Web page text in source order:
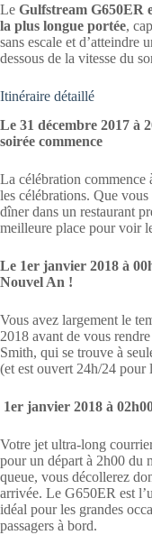
Le Gulfstream G650ER
la plus longue portée,
sans escale et d’atteindre
dessous de la vitesse du
Itinéraire détaillé
Le 31 décembre 2017 à
soirée commence
La célébration
les célébrations. Que
dîner dans un restaurant
meilleure place pour voir
Le 1er janvier 2018 à
Nouvel An !
Vous avez largement le
2018 avant de vous
Smith, qui se trouve à
(et est ouvert 24h/24 pour
1er janvier 2018 à
Votre jet ultra-long
pour un départ à 2h00 du
queue, vous décollerez
arrivée. Le G650ER est
idéal pour les grandes
passagers à bord.